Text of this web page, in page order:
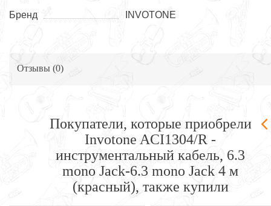
Бренд
INVOTONE
Отзывы (0)
Покупатели, которые приобрели
Invotone ACI1304/R -
инструментальный кабель, 6.3
mono Jack-6.3 mono Jack 4 м
(красный), также купили